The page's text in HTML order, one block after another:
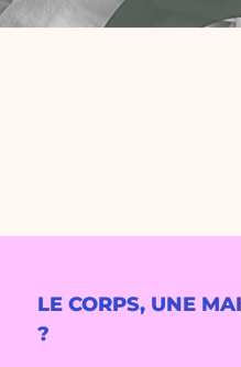
LE CORPS, UNE
?